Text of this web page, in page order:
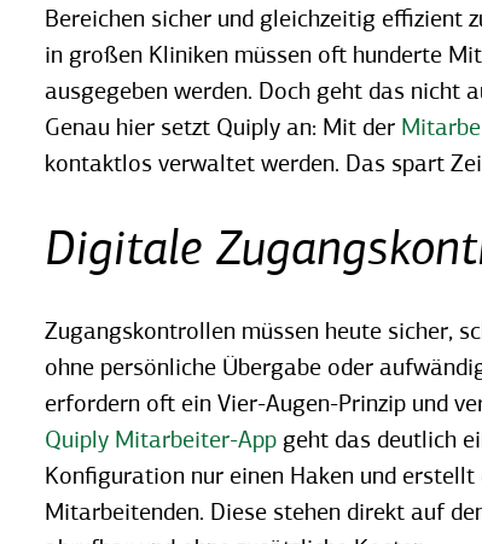
Bereichen sicher und gleichzeitig effizient
in großen Kliniken müssen oft hunderte
ausgegeben werden. Doch geht das nicht
Genau hier setzt Quiply an: Mit der
kontaktlos verwaltet werden. Das spart
Digitale
Zugangskontrollen müssen heute sicher,
ohne persönliche Übergabe oder
erfordern oft ein Vier-Augen-Prinzip und
Quiply Mitarbeiter-App geht das deutlich
Konfiguration nur einen Haken und
Mitarbeitenden. Diese stehen direkt auf